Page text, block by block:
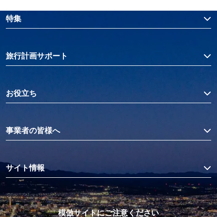
特集
旅行計画サポート
お役立ち
事業者の皆様へ
サイト情報
模倣サイトにご注意ください